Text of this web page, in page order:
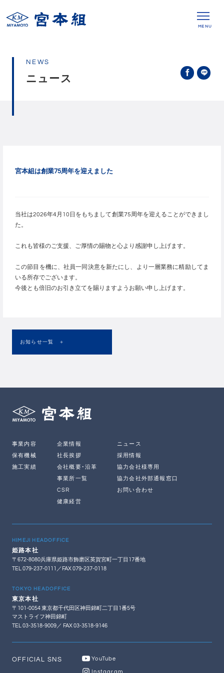
MENU
NEWS
ニュース
宮本組は創業75周年を迎えました
当社は2026年4月10日をもちまして創業75周年を迎えることができまし
た。
これも皆様のご支援、ご厚情の賜物と心より感謝申し上げます。
この節目を機に、社員一同決意を新たにし、より一層業務に精励してま
いる所存でございます。
今後とも倍旧のお引き立てを賜りますようお願い申し上げます。
お知らせ一覧 ＋
事業内容
保有機械
施工実績
企業情報
社長挨拶
会社概要･沿革
事業所一覧
CSR
健康経営
ニュース
採用情報
協力会社様専用
協力会社外部通報窓口
お問い合わせ
HIMEJI HEADOFFICE
姫路本社
〒672-8080兵庫県姫路市飾磨区英賀宮町一丁目17番地
TEL 079-237-0111／FAX 079-237-0118
TOKYO HEADOFFICE
東京本社
〒101-0054 東京都千代田区神田錦町二丁目1番5号
マストライフ神田錦町
TEL 03-3518-9009／ FAX 03-3518-9146
OFFICIAL SNS YouTube